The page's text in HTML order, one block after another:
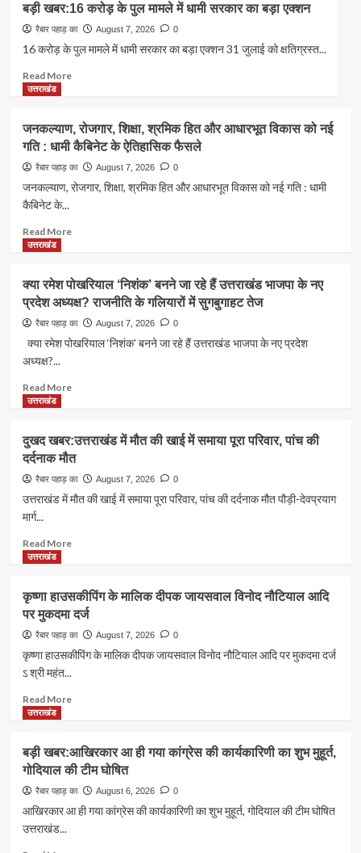
उत्तराखंड
सिने
अवार्ड्स
2026:
उत्तराखंड
और
संगीत
प्रतिभाओं
का
होगा
बड़ी खबर:16 करोड़ के पुल मामले में धामी सरकार का बड़ा एक्शन
रैबार पहाड़ का August 7, 2026 0
16 करोड़ के पुल मामले में धामी सरकार का बड़ा एक्शन 31 जुलाई को क्षतिग्रस्त...
Read MoreRead
बड़ी
खबर:16
करोड़
के
पुल
मामले
एक्शन
उत्तराखंड
जनकल्याण, रोजगार, शिक्षा, श्रमिक हित और आधारभूत विकास को नई
गति : धामी कैबिनेट के ऐतिहासिक फैसले
रैबार पहाड़ का August 7, 2026 0
जनकल्याण, रोजगार, शिक्षा, श्रमिक हित और आधारभूत विकास को नई गति : धामी
कैबिनेट के...
Read MoreRead
जनकल्याण,
रोजगार,
शिक्षा,
श्रमिक
हित
और
:
धामी
कैबिनेट
ऐतिहासिक
उत्तराखंड
क्या रमेश पोखरियाल ‘निशंक’ बनने जा रहे हैं उत्तराखंड भाजपा के नए
प्रदेश अध्यक्ष? राजनीति के गलियारों में सुगबुगाहट तेज
रैबार पहाड़ का August 7, 2026 0
क्या रमेश पोखरियाल ‘निशंक’ बनने जा रहे हैं उत्तराखंड भाजपा के नए प्रदेश
अध्यक्ष?...
Read MoreRead
रमेश
पोखरियाल
‘निशंक’
बनने
जा
नए
प्रदेश
अध्यक्ष?
के
गलियारों
सुगबुगाहट
उत्तराखंड
दुखद खबर:उत्तराखंड में मौत की खाई में समाया पूरा परिवार, पांच की
दर्दनाक मौत
रैबार पहाड़ का August 7, 2026 0
उत्तराखंड में मौत की खाई में समाया पूरा परिवार, पांच की दर्दनाक मौत पौड़ी-देवप्रयाग
मार्ग...
Read MoreRead
दुखद
खबर:उत्तराखंड
में
मौत
की
खाई
में
की
दर्दनाक
मौत
उत्तराखंड
कृष्णा हाउसकीपिंग के मालिक दीपक जायसवाल विनोद नौटियाल आदि
पर मुकदमा दर्ज
रैबार पहाड़ का August 7, 2026 0
कृष्णा हाउसकीपिंग के मालिक दीपक जायसवाल विनोद नौटियाल आदि पर मुकदमा दर्ज
ऽ श्री महंत...
Read MoreRead
कृष्णा
हाउसकीपिंग
के
मालिक
दीपक
जायसवाल
उत्तराखंड
बड़ी खबर:आखिरकार आ ही गया कांग्रेस की कार्यकारिणी का शुभ मुहूर्त,
गोदियाल की टीम घोषित
रैबार पहाड़ का August 6, 2026 0
आखिरकार आ ही गया कांग्रेस की कार्यकारिणी का शुभ मुहूर्त, गोदियाल की टीम घोषित
उत्तराखंड...